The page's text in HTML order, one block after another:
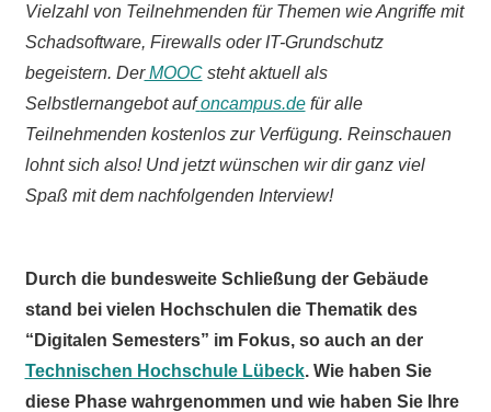
Vielzahl von Teilnehmenden für Themen wie Angriffe mit
Schadsoftware, Firewalls oder IT-Grundschutz
begeistern. DerMOOCsteht aktuell als
Selbstlernangebot auf oncampus.defür alle
Teilnehmenden kostenlos zur Verfügung. Reinschauen
lohnt sich also! Und jetzt wünschen wir dir ganz viel
Spaß mit dem nachfolgenden Interview!
Durch die bundesweite Schließung der Gebäude
stand bei vielen Hochschulen die Thematik des
“Digitalen Semesters” im Fokus, so auch an der
Technischen Hochschule Lübeck. Wie haben Sie
diese Phase wahrgenommen und wie haben Sie Ihre